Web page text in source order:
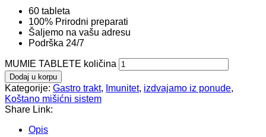
60 tableta
100% Prirodni preparati
Šaljemo na vašu adresu
Podrška 24/7
MUMIE TABLETE količina
Dodaj u korpu
Kategorije: Gastro trakt, Imunitet, izdvajamo iz ponude,
Koštano mišićni sistem
Share Link:
Opis